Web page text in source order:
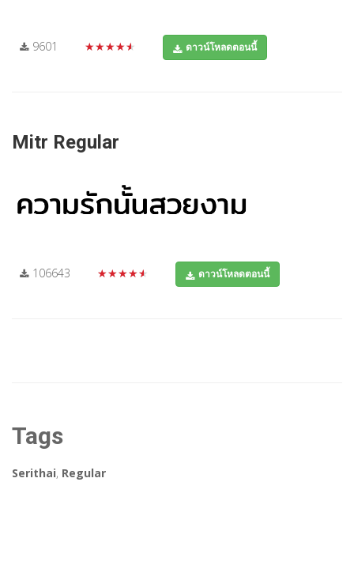
9601 ★★★★★ ดาวน์โหลดตอนนี้
Mitr Regular
106643 ★★★★★ ดาวน์โหลดตอนนี้
Tags
Serithai, Regular